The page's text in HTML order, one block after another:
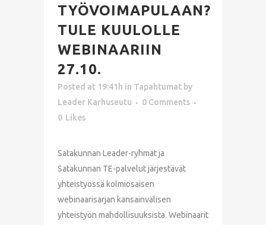
TYÖVOIMAPULAAN?
TULE KUULOLLE
WEBINAARIIN
27.10.
Posted at 19:41h in Tapahtumat by
Leader Karhuseutu
0 Comments
0 Likes
Satakunnan Leader-ryhmät ja
Satakunnan TE-palvelut järjestävät
yhteistyössä kolmiosaisen
webinaarisarjan kansainvälisen
yhteistyön mahdollisuuksista. Webinaarit